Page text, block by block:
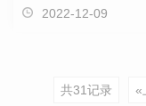
糊，很多卡友一听
2022-12-09
共31记录 «